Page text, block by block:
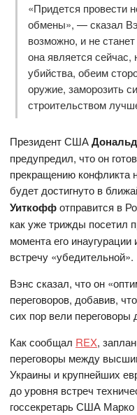
«Придется провести
обмены», — сказал
возможно, и не
она является сейчас,
убийства, обеим
оружие, заморозить
строительством
Президент США
предупредил, что он
прекращению конфликта
будет достигнуто в
Уиткоффотправится в
как уже трижды посетил
момента его
встречу «убедительной».
Вэнс сказал, что он
переговоров, добавив,
сих пор вели переговоры
Как сообщал REX,
переговоры между
Украины и крупнейших
до уровня встреч
госсекретарь США